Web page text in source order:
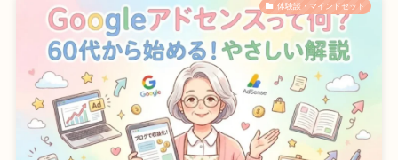
体験談・マインドセット